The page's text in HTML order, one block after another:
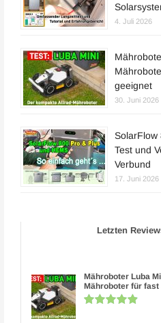
4. Juli 2026
geeignet
30. Juni 2026
SolarFlow
Test und
Verbund
17. Juni 2026
Letzten
Mähroboter Luba
Mähroboter für fast